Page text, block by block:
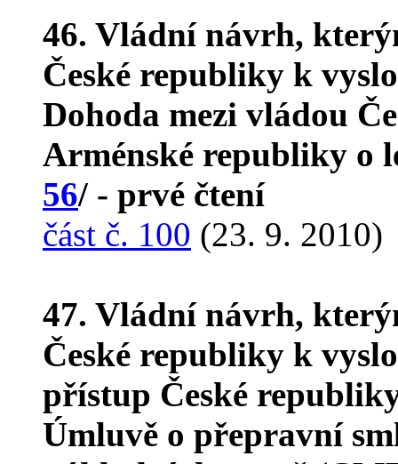
46. Vládní návrh,
České republiky k
Dohoda mezi vládou
Arménské republiky o
56/ - prvé čtení
část č. 100 (23. 9. 2010)
47. Vládní návrh,
České republiky k
přístup České
Úmluvě o přepravní